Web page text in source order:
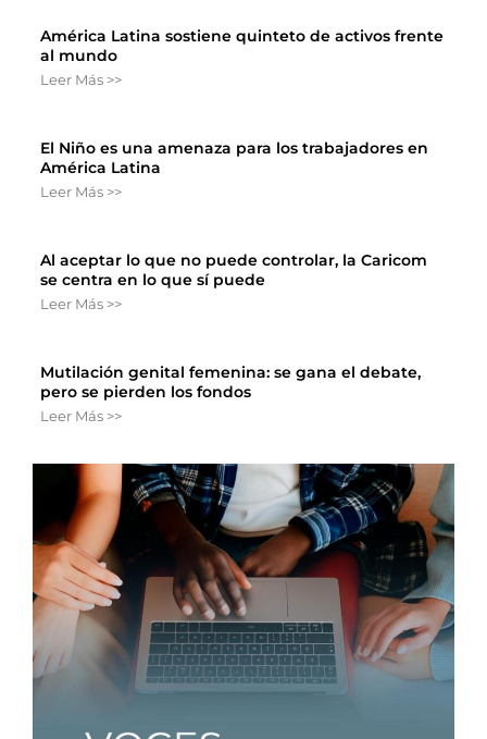
América Latina sostiene quinteto de activos frente
al mundo
Leer Más >>
El Niño es una amenaza para los trabajadores en
América Latina
Leer Más >>
Al aceptar lo que no puede controlar, la Caricom
se centra en lo que sí puede
Leer Más >>
Mutilación genital femenina: se gana el debate,
pero se pierden los fondos
Leer Más >>